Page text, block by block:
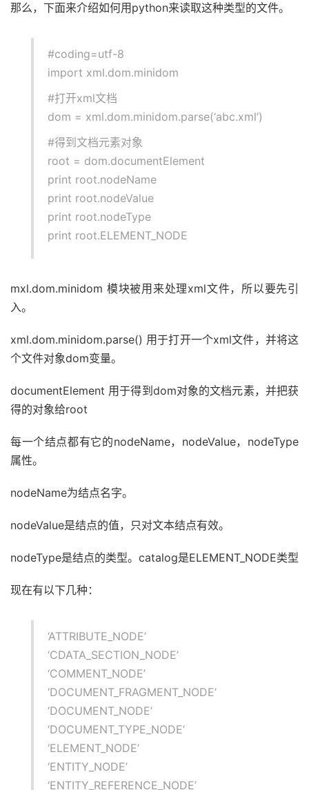
那么，下面来介绍如何用python来读取这种类型的文件。
#coding=utf-8
import xml.dom.minidom
#打开xml文档
dom = xml.dom.minidom.parse(‘abc.xml’)
#得到文档元素对象
root = dom.documentElement
print root.nodeName
print root.nodeValue
print root.nodeType
print root.ELEMENT_NODE
mxl.dom.minidom 模块被用来处理xml文件，所以要先引
入。
xml.dom.minidom.parse() 用于打开一个xml文件，并将这
个文件对象dom变量。
documentElement 用于得到dom对象的文档元素，并把获
得的对象给root
每一个结点都有它的nodeName，nodeValue，nodeType
属性。
nodeName为结点名字。
nodeValue是结点的值，只对文本结点有效。
nodeType是结点的类型。catalog是ELEMENT_NODE类型
现在有以下几种：
‘ATTRIBUTE_NODE’
‘CDATA_SECTION_NODE’
‘COMMENT_NODE’
‘DOCUMENT_FRAGMENT_NODE’
‘DOCUMENT_NODE’
‘DOCUMENT_TYPE_NODE’
‘ELEMENT_NODE’
‘ENTITY_NODE’
‘ENTITY_REFERENCE_NODE’